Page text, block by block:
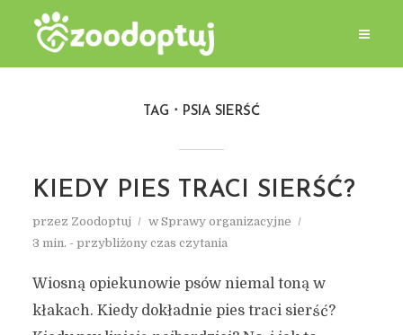
TAG PSIA SIERŚĆ
KIEDY PIES TRACI SIERŚĆ?
przez Zoodoptuj w Sprawy organizacyjne
3 min. - przybliżony czas czytania
Wiosną opiekunowie psów niemal toną w
kłakach. Kiedy dokładnie pies traci sierść?